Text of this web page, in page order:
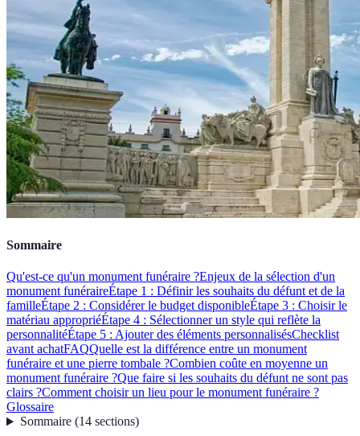
Sommaire
Qu'est-ce qu'un monument funéraire ?Enjeux de la sélection d'un
monument funéraireÉtape 1 : Définir les souhaits du défunt et de la
familleÉtape 2 : Considérer le budget disponibleÉtape 3 : Choisir le
matériau appropriéÉtape 4 : Sélectionner un style qui reflète la
personnalitéÉtape 5 : Ajouter des éléments personnalisésChecklist
avant achatFAQQuelle est la différence entre un monument
funéraire et une pierre tombale ?Combien coûte en moyenne un
monument funéraire ?Que faire si les souhaits du défunt ne sont pas
clairs ?Comment choisir un lieu pour le monument funéraire ?
Glossaire
Sommaire(14 sections)